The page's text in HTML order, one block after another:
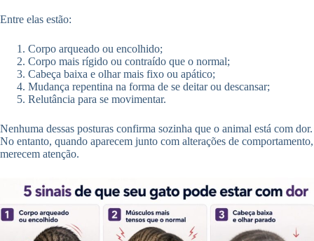
Entre elas estão:
Corpo arqueado ou encolhido;
Corpo mais rígido ou contraído que o normal;
Cabeça baixa e olhar mais fixo ou apático;
Mudança repentina na forma de se deitar ou descansar;
Relutância para se movimentar.
Nenhuma dessas posturas confirma sozinha que o animal está com dor.
No entanto, quando aparecem junto com alterações de comportamento,
merecem atenção.